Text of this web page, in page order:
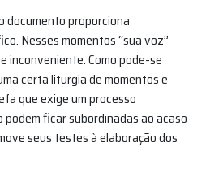
documento proporciona
Nesses momentos “sua voz”
inconveniente. Como pode-se
certa liturgia de momentos e
que exige um processo
ficar subordinadas ao acaso
seus testes à elaboração dos